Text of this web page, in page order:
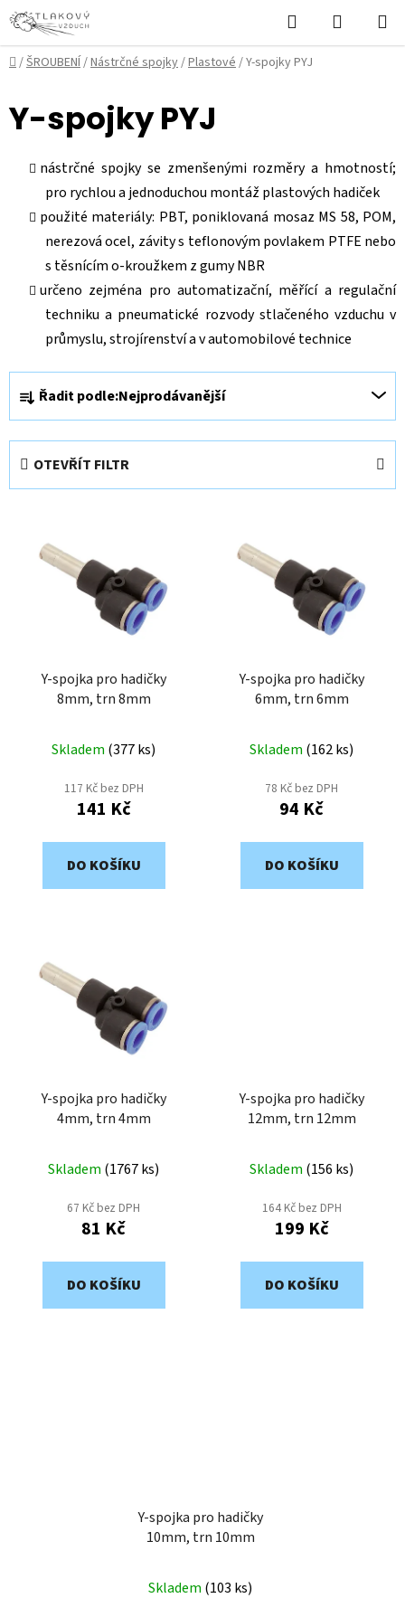
Přejít
na
obsah
Hledat
KOŠÍK
Domů
/ŠROUBENÍ/Nástrčné spojky/Plastové/Y-spojky PYJ
Y-spojky PYJ
nástrčné spojky se zmenšenými rozměry a hmotností;
pro rychlou a jednoduchou montáž plastových hadiček
použité materiály: PBT, poniklovaná mosaz MS 58, POM,
nerezová ocel, závity s teflonovým povlakem PTFE nebo
s těsnícím o-kroužkem z gumy NBR
určeno zejména pro automatizační, měřící a regulační
techniku a pneumatické rozvody stlačeného vzduchu v
průmyslu, strojírenství a v automobilové technice
Ř
a
z
e
n
í
Řadit podle:Nejprodávanější
OTEVŘÍT FILTR
Y-spojka pro hadičky
8mm, trn 8mm
Skladem (377 ks)
117 Kč bez DPH
141 Kč
DO KOŠÍKU
Y-spojka pro hadičky
6mm, trn 6mm
Skladem (162 ks)
78 Kč bez DPH
94 Kč
DO KOŠÍKU
Y-spojka pro hadičky
4mm, trn 4mm
Skladem (1767 ks)
67 Kč bez DPH
81 Kč
DO KOŠÍKU
Y-spojka pro hadičky
12mm, trn 12mm
Skladem (156 ks)
164 Kč bez DPH
199 Kč
DO KOŠÍKU
Y-spojka pro hadičky
10mm, trn 10mm
Skladem (103 ks)